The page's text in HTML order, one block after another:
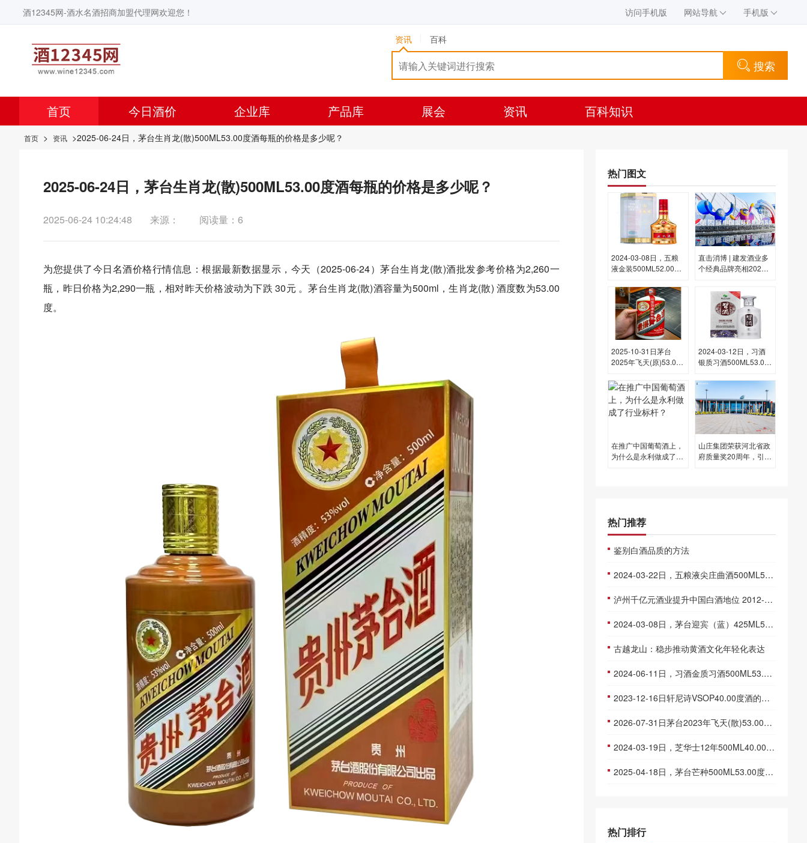
酒12345网-酒水名酒招商加盟代理网欢迎您！ 访问手机版 网站导航 手机版
资讯 百科
搜索
首页 今日酒价 企业库 产品库 展会 资讯 百科知识
首页 > 资讯 >2025-06-24日，茅台生肖龙(散)500ML53.00度酒每瓶的价格是多少呢？
2025-06-24日，茅台生肖龙(散)500ML53.00度酒每瓶的价格是多少呢？
2025-06-24 10:24:48 来源： 阅读量：6
为您提供了今日名酒价格行情信息：根据最新数据显示，今天（2025-06-24）茅台生肖龙(散)酒批发参考价格为2,260一
瓶，昨日价格为2,290一瓶，相对昨天价格波动为下跌 30元 。茅台生肖龙(散)酒容量为500ml，生肖龙(散) 酒度数为53.00
度。
热门图文
2024-03-08日，五粮
液金装500ML52.00度
呢？
直击消博 | 建发酒业多
个经典品牌亮相2024
2025-10-31日茅台
2025年飞天(原)53.00
瓶，下跌 15元
2024-03-12日，习酒
银质习酒500ML53.00
呢？
在推广中国葡萄酒上，
为什么是永利做成了行
山庄集团荣获河北省政
府质量奖20周年，引领
热门推荐
鉴别白酒品质的方法
2024-03-22日，五粮液尖庄曲酒500ML52.00度酒每瓶的价格是多少呢？
泸州千亿元酒业提升中国白酒地位 2012-04-10
2024-03-08日，茅台迎宾（蓝）425ML53.00度酒每瓶的价格是多少呢？
古越龙山：稳步推动黄酒文化年轻化表达
2024-06-11日，习酒金质习酒500ML53.00度酒每瓶的价格是多少呢？
2023-12-16日轩尼诗VSOP40.00度酒的价格，轩尼诗批发参考价格350一瓶
2026-07-31日茅台2023年飞天(散)53.00度酒价格为1,830一瓶，上涨 30元
2024-03-19日，芝华士12年500ML40.00度酒每瓶的价格是多少呢？
2025-04-18日，茅台芒种500ML53.00度酒每瓶的价格是多少呢？
热门排行